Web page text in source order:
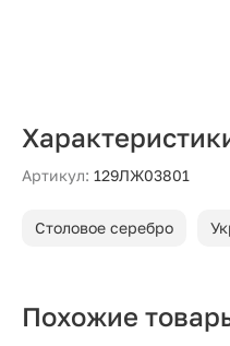
Артикул: 129ЛЖ03801
Столовое серебро
Похожие